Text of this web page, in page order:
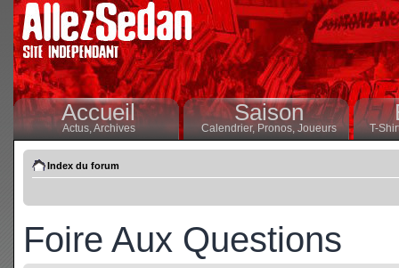
Accueil
Actus,Archives
Saison
Calendrier,Pronos, Joueurs T-
Index du forum
Foire Aux Questions